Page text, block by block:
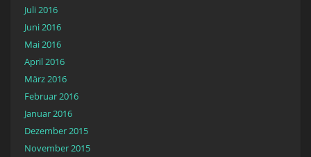
Juli 2016
Juni 2016
Mai 2016
April 2016
März 2016
Februar 2016
Januar 2016
Dezember 2015
November 2015